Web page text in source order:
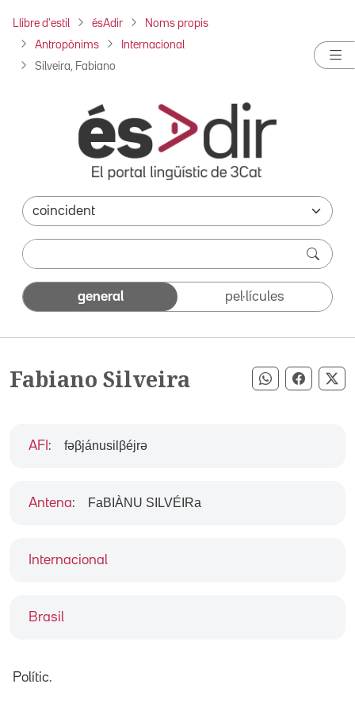
Llibre d'estil ésAdir Noms propis
Antropònims Internacional
Silveira, Fabiano
general pel·lícules
Fabiano Silveira Compartir
Internacional
Brasil
AFI : fəβjánusilβéjrə
Antena: FaBIÀNU SILVÉIRa
Polític.